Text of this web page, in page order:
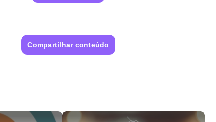
Compartilhar conteúdo